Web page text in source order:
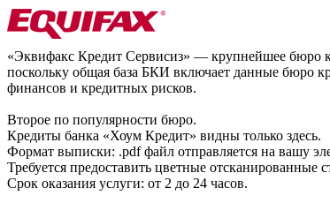
«Эквифакс Кредит Сервисиз» — крупнейшее бюро
поскольку общая база БКИ включает данные бюро
финансов и кредитных рисков.
Второе по популярности бюро.
Кредиты банка «Хоум Кредит» видны только здесь.
Формат выписки: .pdf файл отправляется на вашу
Требуется предоставить цветные
Срок оказания услуги: от 2 до 24 часов.